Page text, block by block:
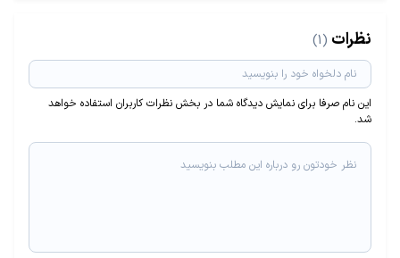
نظرات (1)
این نام صرفا برای نمایش دیدگاه شما در بخش نظرات کاربران استفاده خواهد
شد.